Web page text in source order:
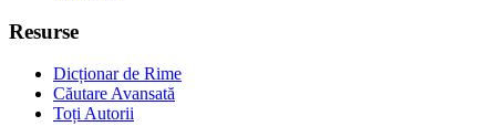
Resurse
Dicționar de Rime
Căutare Avansată
Toți Autorii